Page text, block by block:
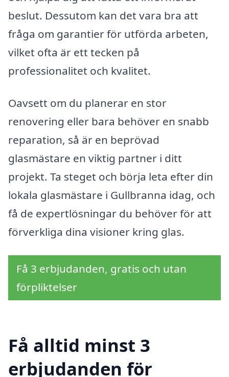
beslut. Dessutom kan det vara bra att
fråga om garantier för utförda arbeten,
vilket ofta är ett tecken på
professionalitet och kvalitet.
Oavsett om du planerar en stor
renovering eller bara behöver en snabb
reparation, så är en beprövad
glasmästare en viktig partner i ditt
projekt. Ta steget och börja leta efter din
lokala glasmästare i Gullbranna idag, och
få de expertlösningar du behöver för att
förverkliga dina visioner kring glas.
Få 3 erbjudanden, gratis och utan
förpliktelser
Få alltid minst 3
erbjudanden för